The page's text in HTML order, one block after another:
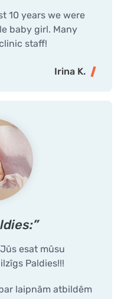
10 years we were
baby girl. Many
staff!
Irina K.
esat mūsu
Paldies!!!
laipnām atbildēm